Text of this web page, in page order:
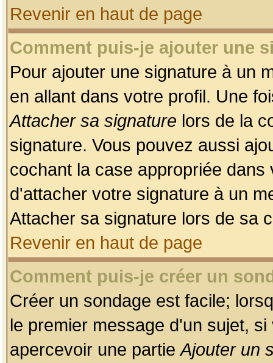
Revenir en haut de page
Comment puis-je ajouter une
Pour ajouter une signature à un
en allant dans votre profil. Une
Attacher sa signature lors de la
signature. Vous pouvez aussi
cochant la case appropriée
d'attacher votre signature à un
Attacher sa signature lors de sa
Revenir en haut de page
Comment puis-je créer un
Créer un sondage est facile;
le premier message d'un sujet,
apercevoir une partieAjouter un